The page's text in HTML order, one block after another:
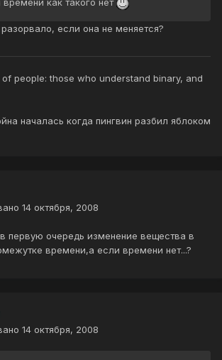
времени как такого нет
если она не меняется?
people: those who understand binary, and
началась когда пингвин разбил яблоком
14 октября, 2008
первую очередь изменение вещества в
времени,а если времени нет...?
14 октября, 2008